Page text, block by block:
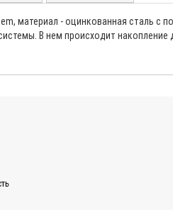
материал - оцинкованная сталь с
В нем происходит